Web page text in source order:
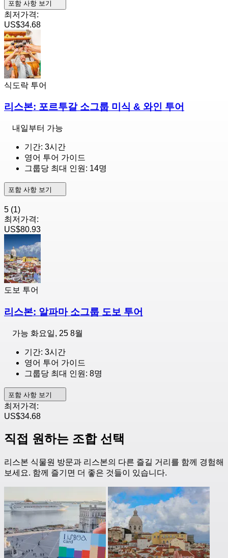
포함 사항 보기
최저가격:
US$34.68
식도락 투어
리스본: 포르투갈 소그룹 미식 & 와인 투어
내일부터 가능
기간: 3시간
영어 투어 가이드
그룹당 최대 인원: 14명
포함 사항 보기
5 (1)
최저가격:
US$80.93
도보 투어
리스본: 알파마 소그룹 도보 투어
가능 화요일, 25 8월
기간: 3시간
영어 투어 가이드
그룹당 최대 인원: 8명
포함 사항 보기
최저가격:
US$34.68
직접 원하는 조합 선택
리스본 식물원 방문과 리스본의 다른 즐길 거리를 함께 경험해
보세요. 함께 즐기면 더 좋은 것들이 있습니다.